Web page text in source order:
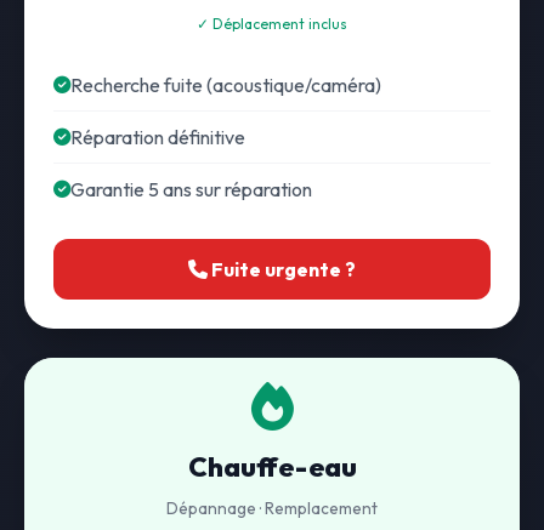
✓ Déplacement inclus
Recherche fuite (acoustique/caméra)
Réparation définitive
Garantie 5 ans sur réparation
Fuite urgente ?
Chauffe-eau
Dépannage · Remplacement